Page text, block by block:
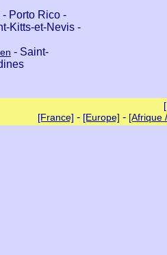
- Porto Rico -
Kitts-et-Nevis -
- Saint-
[France] - [Europe] - [Afrique